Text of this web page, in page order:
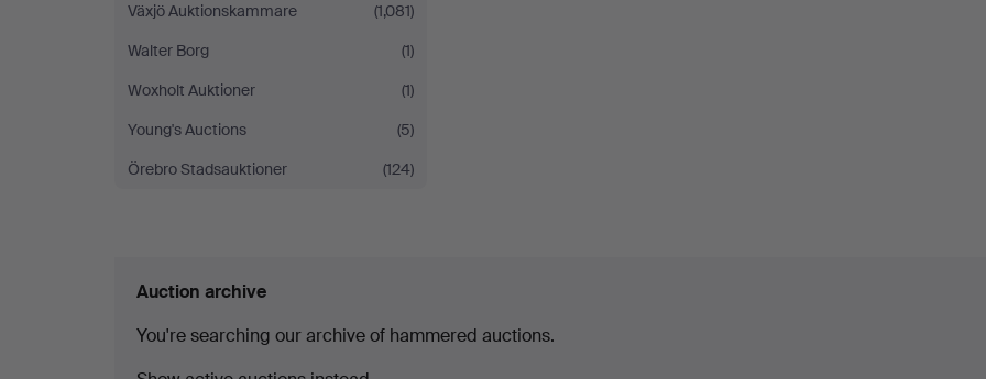
Växjö Auktionskammare
(1,081)
Walter Borg
(1)
Woxholt Auktioner
(1)
Young's Auctions
(5)
Örebro Stadsauktioner
(124)
Auction archive
You're searching our archive of hammered auctions.